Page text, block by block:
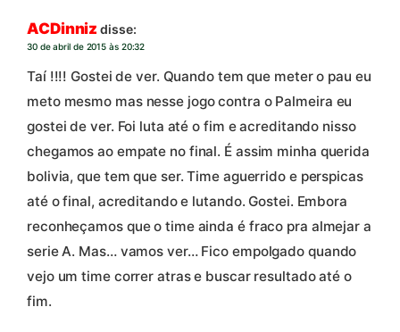
ACDinniz disse:
30 de abril de 2015 às 20:32
Taí !!!! Gostei de ver. Quando tem que meter o pau eu
meto mesmo mas nesse jogo contra o Palmeira eu
gostei de ver. Foi luta até o fim e acreditando nisso
chegamos ao empate no final. É assim minha querida
bolivia, que tem que ser. Time aguerrido e perspicas
até o final, acreditando e lutando. Gostei. Embora
reconheçamos que o time ainda é fraco pra almejar a
serie A. Mas… vamos ver… Fico empolgado quando
vejo um time correr atras e buscar resultado até o
fim.